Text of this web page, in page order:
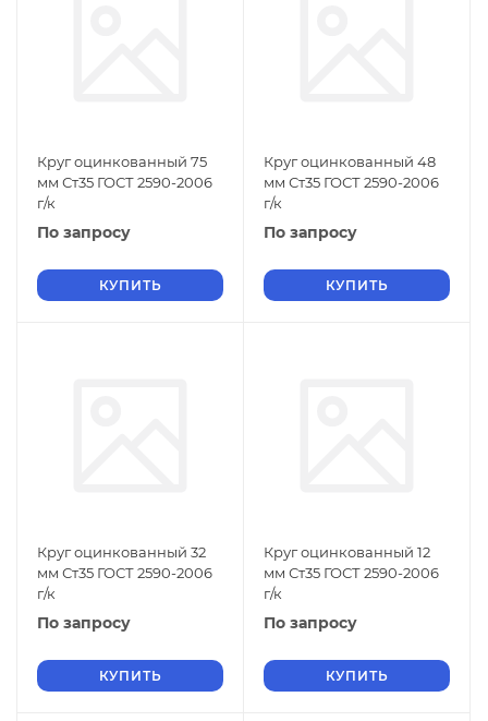
Круг оцинкованный 75
мм Ст35 ГОСТ 2590-2006
г/к
По запросу
КУПИТЬ
Круг оцинкованный 48
мм Ст35 ГОСТ 2590-2006
г/к
По запросу
КУПИТЬ
Круг оцинкованный 32
мм Ст35 ГОСТ 2590-2006
г/к
По запросу
КУПИТЬ
Круг оцинкованный 12
мм Ст35 ГОСТ 2590-2006
г/к
По запросу
КУПИТЬ